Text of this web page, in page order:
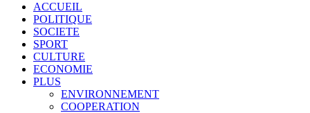
ACCUEIL
POLITIQUE
SOCIETE
SPORT
CULTURE
ECONOMIE
PLUS
ENVIRONNEMENT
COOPERATION